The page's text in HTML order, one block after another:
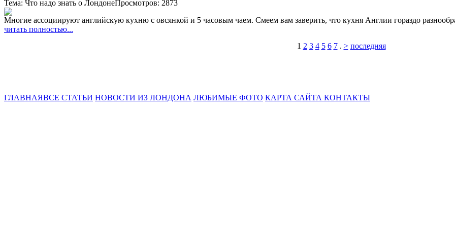
Тема: Что надо знать о ЛондонеПросмотров: 2873
Многие ассоциируют английскую кухню с овсянкой и 5 часовым чаем. Смеем вам заверить, что кухня Англии гораздо
читать полностью...
1 2 3 4 5 6 7. > последняя
ГЛАВНАЯВСЕ СТАТЬИ НОВОСТИ ИЗ ЛОНДОНА ЛЮБИМЫЕ ФОТО КАРТА САЙТА КОНТАКТЫ